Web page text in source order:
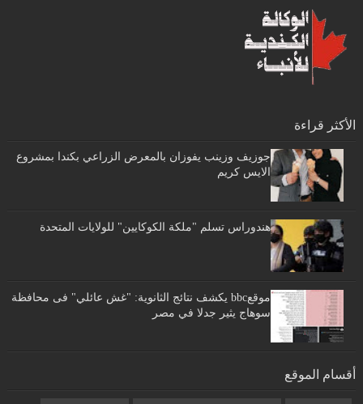
الأكثر قراءة
جوزيف وزينب يفوزان بالمعرض الزراعي بكندا بمشروع
الايس كريم
هندوراس تسلم "ملكة الكوكايين" للولايات المتحدة
موقعbbc يكشف نتائج الثانوية: "غش عائلي" فى محافظة
سوهاج يثير جدلا في مصر
أقسام الموقع